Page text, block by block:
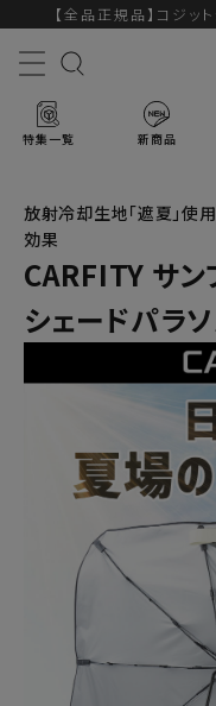
【全品正規品】コジッ
特集一覧 新商品
ようこそ ゲスト 様
ログイン
ブランドから探す
暑さ・紫外線対策グッズ
掃除グッズ
放射冷却生地「遮夏」使
効果
CARFITY サ
シェードパラ